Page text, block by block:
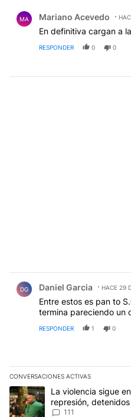
MA Mariano Acevedo
En definitiva cargan a
RESPONDER 0 0
DG Daniel Garcia HACE 29
Entre estos es pan to
termina pareciendo un
RESPONDER 1 0
CONVERSACIONES ACTIVAS
Este listado muestra los
Un artículo de tendencia con
La violencia sigue
represión,
111